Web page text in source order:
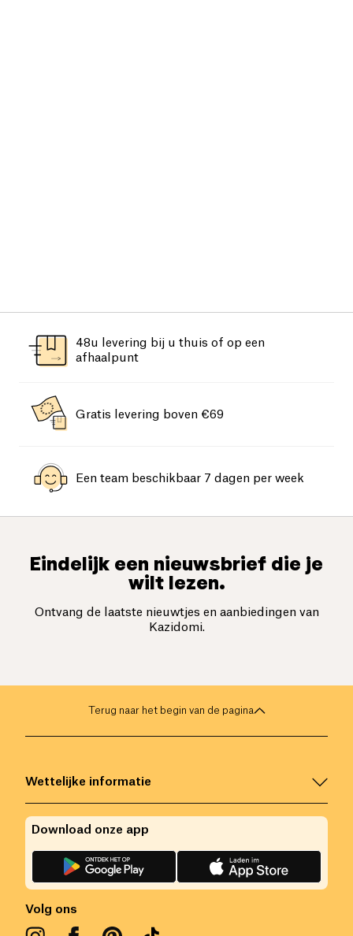
48u levering bij u thuis of op een
afhaalpunt
Gratis levering boven €69
Een team beschikbaar 7 dagen per week
Eindelijk een nieuwsbrief die je
wilt lezen.
Ontvang de laatste nieuwtjes en aanbiedingen van
Kazidomi.
Terug naar het begin van de pagina
Wettelijke informatie
Volg ons
Download onze app